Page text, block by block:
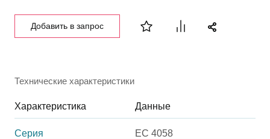
Добавить в запрос
Технические характеристики
Характеристика Данные
Серия
EC 4058